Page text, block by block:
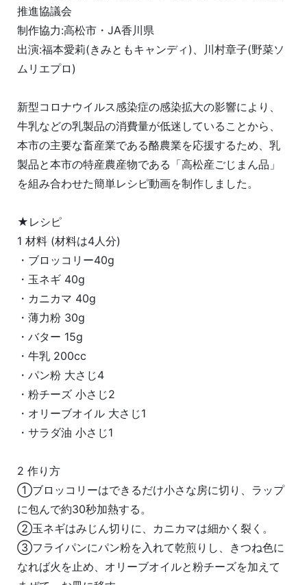
推進協議会
制作協力:高松市・JA香川県
出演:福本愛莉(きみともキャンディ)、川村章子(野菜ソ
ムリエプロ)
新型コロナウイルス感染症の感染拡大の影響により、
牛乳などの乳製品の消費量が低迷していることから、
本市の主要な畜産業である酪農業を応援するため、乳
製品と本市の特産農産物である「高松産ごじまん品」
を組み合わせた簡単レシピ動画を制作しました。
★レシピ
1 材料 (材料は4人分)
・ブロッコリー40g
・玉ネギ 40g
・カニカマ 40g
・薄力粉 30g
・バター 15g
・牛乳 200cc
・パン粉 大さじ4
・粉チーズ 小さじ2
・オリーブオイル 大さじ1
・サラダ油 小さじ1
2 作り方
①ブロッコリーはできるだけ小さな房に切り、ラップ
に包んで約30秒加熱する。
②玉ネギはみじん切りに、カニカマは細かく裂く。
③フライパンにパン粉を入れて乾煎りし、きつね色に
なれば火を止め、オリーブオイルと粉チーズを加えて